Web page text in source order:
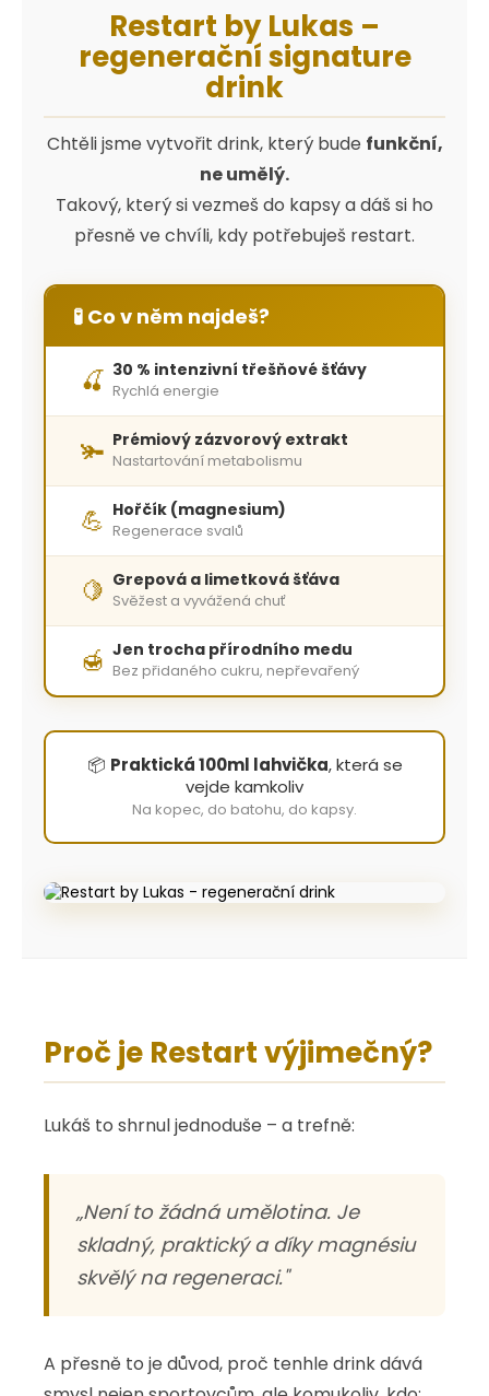
Restart by Lukas –
regenerační signature
drink
Chtěli jsme vytvořit drink, který bude funkční,
ne umělý.
Takový, který si vezmeš do kapsy a dáš si ho
přesně ve chvíli, kdy potřebuješ restart.
🧪 Co v něm najdeš?
🍒 30 % intenzivní třešňové šťávy
Rychlá energie
🫚 Prémiový zázvorový extrakt
Nastartování metabolismu
💪 Hořčík (magnesium)
Regenerace svalů
🍋 Grepová a limetková šťáva
Svěžest a vyvážená chuť
🍯 Jen trocha přírodního medu
Bez přidaného cukru, nepřevařený
📦 Praktická 100ml lahvička, která se
vejde kamkoliv
Na kopec, do batohu, do kapsy.
Proč je Restart výjimečný?
Lukáš to shrnul jednoduše – a trefně:
„Není to žádná umělotina. Je
skladný, praktický a díky magnésiu
skvělý na regeneraci."
A přesně to je důvod, proč tenhle drink dává